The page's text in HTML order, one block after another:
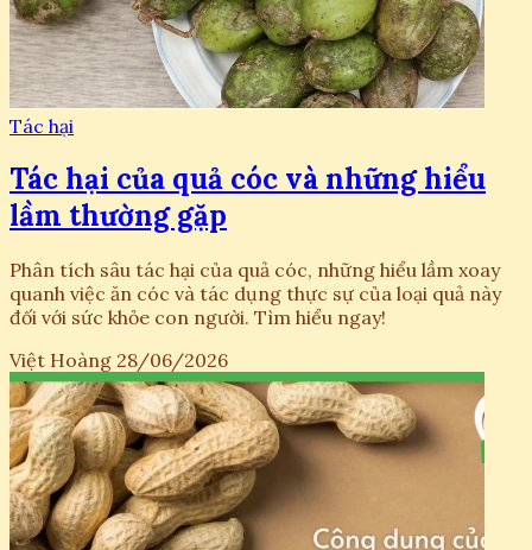
Tác hại
Tác hại của quả cóc và những hiểu
lầm thường gặp
Phân tích sâu tác hại của quả cóc, những hiểu lầm xoay
quanh việc ăn cóc và tác dụng thực sự của loại quả này
đối với sức khỏe con người. Tìm hiểu ngay!
Việt Hoàng 28/06/2026